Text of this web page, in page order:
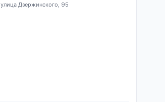
улица Дзержинского, 95